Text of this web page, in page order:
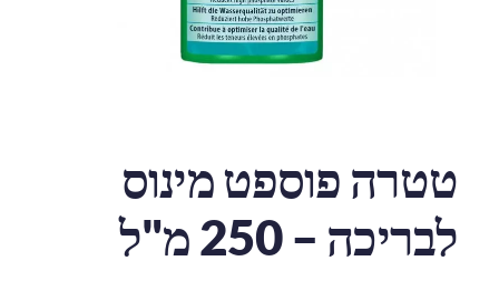
טטרה פוספט מינוס
לבריכה – 250 מ"ל